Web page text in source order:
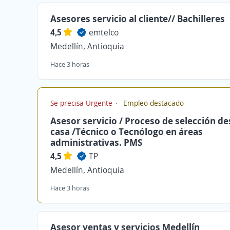
Asesores servicio al cliente// Bachilleres
4,5
emtelco
Medellín, Antioquia
Hace 3 horas
Se precisa Urgente Empleo destacado
Asesor servicio / Proceso de selección
casa /Técnico o Tecnólogo en áreas
administrativas. PMS
4,5
TP
Medellín, Antioquia
Hace 3 horas
Asesor ventas y servicios Medellín